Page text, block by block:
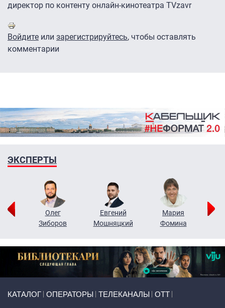
директор по контенту онлайн-кинотеатра TVzavr
Войдите или зарегистрируйтесь, чтобы оставлять
комментарии
ЭКСПЕРТЫ
Олег
Зиборов
Евгений
Мошняцкий
Мария
Фомина
КАТАЛОГ ОПЕРАТОРЫ ТЕЛЕКАНАЛЫ ОТТ